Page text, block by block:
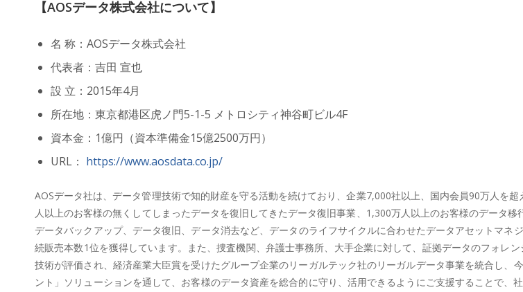
【AOSデータ株式会社について】
名 称：AOSデータ株式会社
代表者：吉田 宣也
設 立：2015年4月
所在地：東京都港区虎ノ門5-1-5 メトロシティ神谷町ビル4F
資本金：1億円（資本準備金15億2500万円）
URL： https://www.aosdata.co.jp/
AOSデータ社は、データ管理技術で知的財産を守る活動を続けており、企業7,000社以上、国内会員90万人を
人以上のお客様の無くしてしまったデータを復旧してきたデータ復旧事業、1,300万人以上のお客様のデータ
データバックアップ、データ復旧、データ消去など、データのライフサイクルに合わせたデータアセットマ
続販売本数1位を獲得しています。また、捜査機関、弁護士事務所、大手企業に対して、証拠データのフォレ
技術が評価され、経済産業大臣賞を受けたグループ企業のリーガルテック社のリーガルデータ事業を統合し
ント」ソリューションを通して、お客様のデータ資産を総合的に守り、活用できるようにご支援することで